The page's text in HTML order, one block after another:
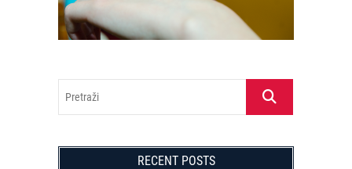
Pretraži
RECENT POSTS